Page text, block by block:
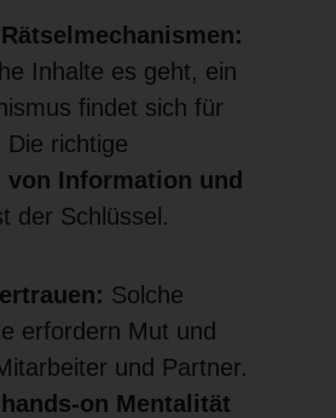
Inhalte es geht, ein
findet sich für
Die richtige
von Information und
der Schlüssel.
Solche
erfordern Mut und
und Partner.
hands-on Mentalität